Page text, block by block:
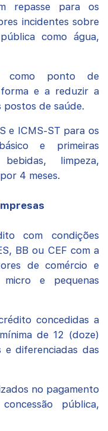
repasse para os
incidentes sobre
como água,
como ponto de
e a reduzir a
postos de saúde.
e ICMS-ST para os
e primeiras
bebidas, limpeza,
4 meses.
com condições
BB ou CEF com a
de comércio e
micro e pequenas
concedidas a
de 12 (doze)
e diferenciadas das
no pagamento
pública,